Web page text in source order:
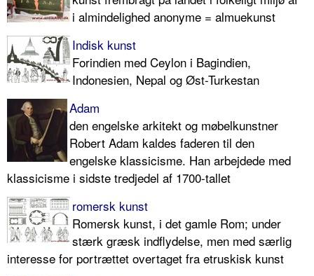
i almindelighed anonyme = almuekunst
Indisk kunst
Forindien med Ceylon i Bagindien,
Indonesien, Nepal og Øst-Turkestan
Adam
den engelske arkitekt og møbelkunstner
Robert Adam kaldes faderen til den
engelske klassicisme. Han arbejdede med
klassicisme i sidste tredjedel af 1700-tallet
romersk kunst
Romersk kunst, i det gamle Rom; under
stærk græsk indflydelse, men med særlig
interesse for portrættet overtaget fra etruskisk kunst